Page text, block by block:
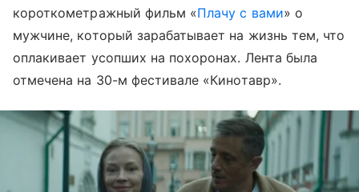
короткометражный фильм «Плачу с вами» о
мужчине, который зарабатывает на жизнь тем, что
оплакивает усопших на похоронах. Лента была
отмечена на 30-м фестивале «Кинотавр».